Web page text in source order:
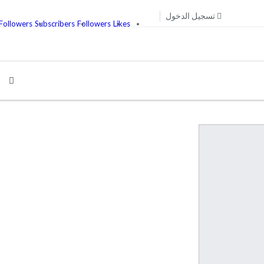
Likes
Followers
Subscribers
تسجيل الدخول